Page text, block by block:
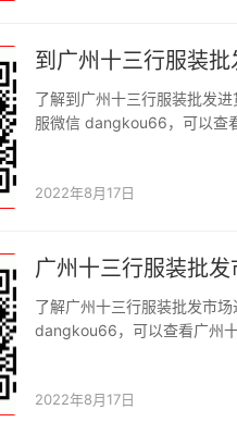
到广州十三行服装
了解到广州十三行服装批发
服微信 dangkou66，可以查
2022年8月17日
广州十三行服装批发
了解广州十三行服装批发市
dangkou66，可以查看广州
2022年8月17日